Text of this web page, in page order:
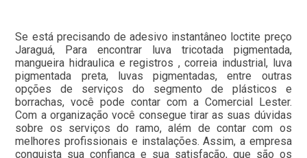
Se está precisando de adesivo instantâneo loctite preço
Jaraguá, Para encontrar luva tricotada pigmentada,
mangueira hidraulica e registros , correia industrial, luva
pigmentada preta, luvas pigmentadas, entre outras
opções de serviços do segmento de plásticos e
borrachas, você pode contar com a Comercial Lester.
Com a organização você consegue tirar as suas dúvidas
sobre os serviços do ramo, além de contar com os
melhores profissionais e instalações. Assim, a empresa
conquista sua confiança e sua satisfação, que são os